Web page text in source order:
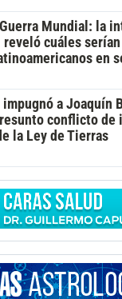
Mundial: la
cuáles
en
a Joaquín
conflicto de
la Ley de Tierras